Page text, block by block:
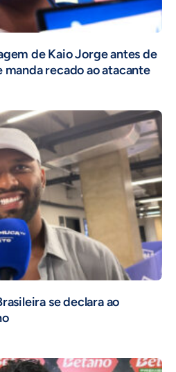
de Kaio Jorge antes de
recado ao atacante
se declara ao